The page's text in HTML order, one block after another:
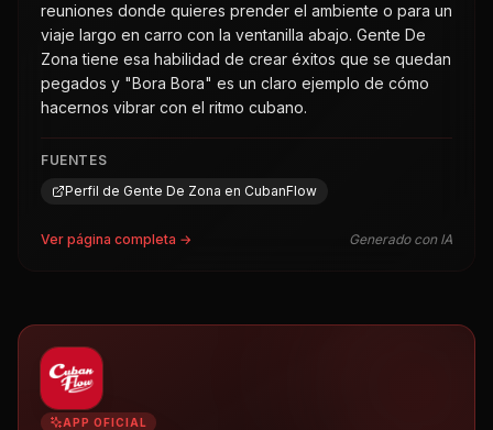
reuniones donde quieres prender el ambiente o para un
viaje largo en carro con la ventanilla abajo. Gente De
Zona tiene esa habilidad de crear éxitos que se quedan
pegados y "Bora Bora" es un claro ejemplo de cómo
hacernos vibrar con el ritmo cubano.
FUENTES
Perfil de Gente De Zona en CubanFlow
Ver página completa → Generado con IA
APP OFICIAL